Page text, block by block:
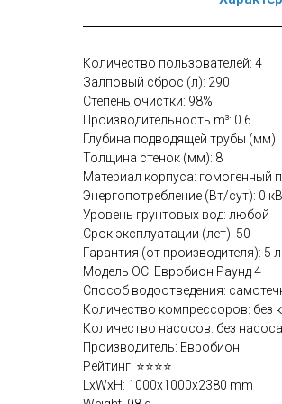
Количество пользователей: 4
Залповый сброс (л): 290
Степень очистки: 98%
Производительность m³: 0.6
Глубина подводящей трубы (мм):
Толщина стенок (мм): 8
Материал корпуса: гомогенный
Энергопотребление (Вт/сут): 0
Уровень грунтовых вод: любой
Срок эксплуатации (лет): 50
Гарантия (от производителя): 5
Модель ОС: Евробион Раунд 4
Способ водоотведения:
Количество компрессоров: без
Количество насосов: без насоса
Производитель: Евробион
Рейтинг: ⭐⭐⭐⭐
LxWxH: 1000x1000x2380 mm